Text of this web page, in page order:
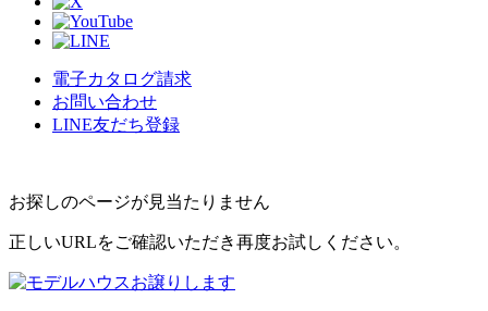
電子カタログ請求
お問い合わせ
LINE友だち登録
お探しのページが見当たりません
正しいURLをご確認いただき再度お試しください。